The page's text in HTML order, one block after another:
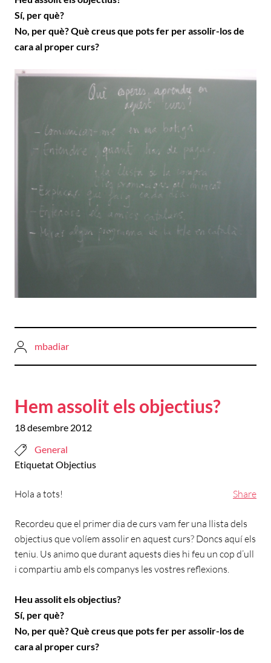
Sí, per què?
No, per què? Què creus que pots fer per assolir-los de
cara al proper curs?
mbadiar
Hem assolit els objectius?
18 desembre 2012
General
EtiquetatObjectius
Share
Hola a tots!
Recordeu que el primer dia de curs vam fer una llista dels
objectius que volíem assolir en aquest curs? Doncs aquí els
teniu. Us animo que durant aquests dies hi feu un cop d’ull
i compartiu amb els companys les vostres reflexions.
Heu assolit els objectius?
Sí, per què?
No, per què? Què creus que pots fer per assolir-los de
cara al proper curs?